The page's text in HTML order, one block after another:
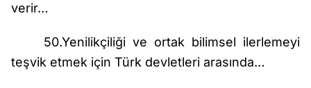
verir…
50.Yenilikçiliği ve ortak bilimsel ilerlemeyi
teşvik etmek için Türk devletleri arasında…